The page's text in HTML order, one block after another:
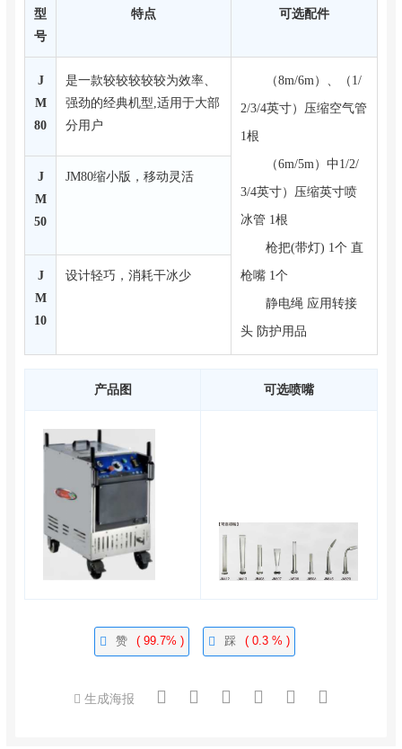
型
号
特点 可选配件
J
M
80
是一款较较较较较为效率、
强劲的经典机型,适用于大部
分用户
（8m/6m）、（1/
2/3/4英寸）压缩空气管
1根
（6m/5m）中1/2/
3/4英寸）压缩英寸喷
冰管 1根
枪把(带灯) 1个 直
枪嘴 1个
静电绳 应用转接
头 防护用品
J
M
50
JM80缩小版，移动灵活
J
M
10
设计轻巧，消耗干冰少
产品图 可选喷嘴
赞 ( 99.7% ) 踩 ( 0.3 % )
生成海报